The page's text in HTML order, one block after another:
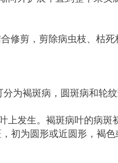
修剪，剪除病虫枝、枯
为褐斑病，圆斑病和轮
发生。褐斑病叶的病
初为圆形或近圆形，褐